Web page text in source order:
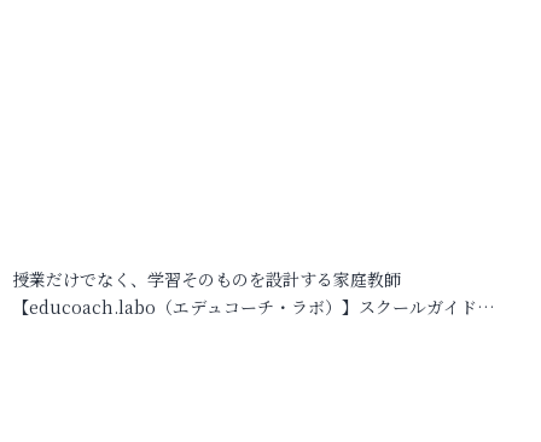
授業だけでなく、学習そのものを設計する家庭教師
【educoach.labo（エデュコーチ・ラボ）】スクールガイド…